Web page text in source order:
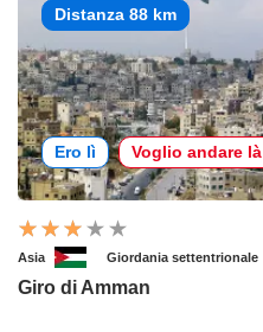
Distanza 88 km
Ero lì Voglio andare là
Asia Giordania settentrionale
Giro di Amman